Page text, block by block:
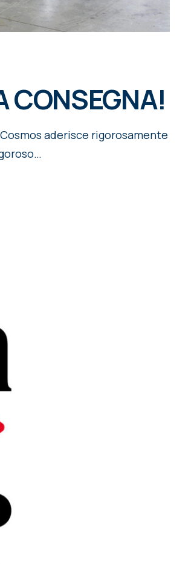
CONSEGNA!
Cosmos aderisce rigorosamente